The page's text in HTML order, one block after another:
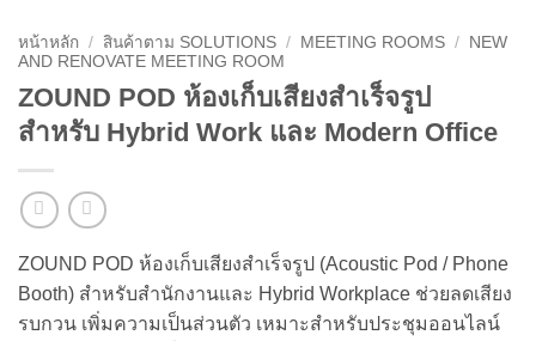
หน้าหลัก / สินค้าตาม SOLUTIONS / MEETING ROOMS /
NEW
AND RENOVATE MEETING ROOM
ZOUND POD ห้องเก็บเสียงสำเร็จรูป
สำหรับ Hybrid Work และ Modern Office
ZOUND POD ห้องเก็บเสียงสำเร็จรูป (Acoustic Pod / Phone
Booth) สำหรับสำนักงานและ Hybrid Workplace ช่วยลดเสียง
รบกวน เพิ่มความเป็นส่วนตัว เหมาะสำหรับประชุมออนไลน์